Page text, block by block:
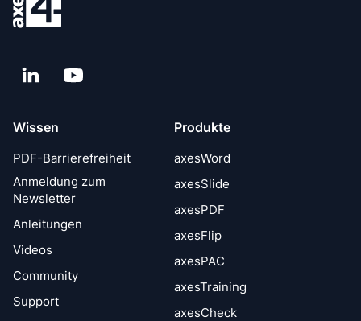
LinkedInYouTube
Wissen
PDF-Barrierefreiheit
Anmeldung zum
Newsletter
Anleitungen
Videos
Community
Support
Produkte
axesWord
axesSlide
axesPDF
axesFlip
axesPAC
axesTraining
axesCheck